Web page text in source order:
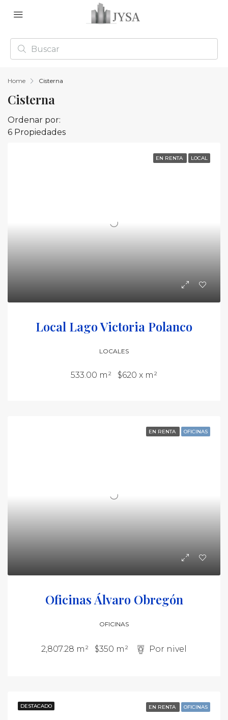
Home Cisterna
Cisterna
6 Propiedades
Ordenar por:
EN RENTA LOCAL
Local Lago Victoria Polanco
LOCALES
533.00 m² $620 x m²
EN RENTA OFICINAS
Oficinas Álvaro Obregón
OFICINAS
2,807.28 m² $350 m² Por nivel
DESTACADO EN RENTA OFICINAS